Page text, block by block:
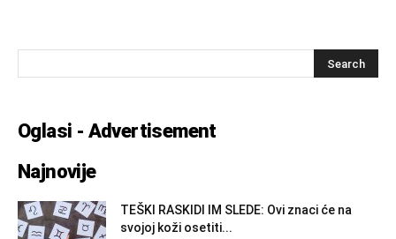
Oglasi - Advertisement
Najnovije
TEŠKI RASKIDI IM SLEDE: Ovi znaci će na
svojoj koži osetiti...